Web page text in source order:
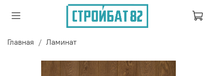
Главная Ламинат